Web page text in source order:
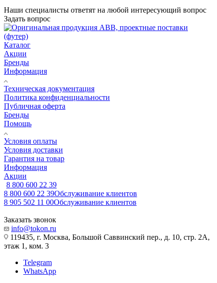
Наши специалисты ответят на любой интересующий вопрос
Задать вопрос
Каталог
Акции
Бренды
Информация
Техническая документация
Политика конфиденциальности
Публичная оферта
Бренды
Помощь
Условия оплаты
Условия доставки
Гарантия на товар
Информация
Акции
8 800 600 22 39
8 800 600 22 39Обслуживание клиентов
8 905 502 11 00Обслуживание клиентов
Заказать звонок
info@tokon.ru
119435, г. Москва, Большой Саввинский пер., д. 10, стр. 2А,
этаж 1, ком. 3
Telegram
WhatsApp